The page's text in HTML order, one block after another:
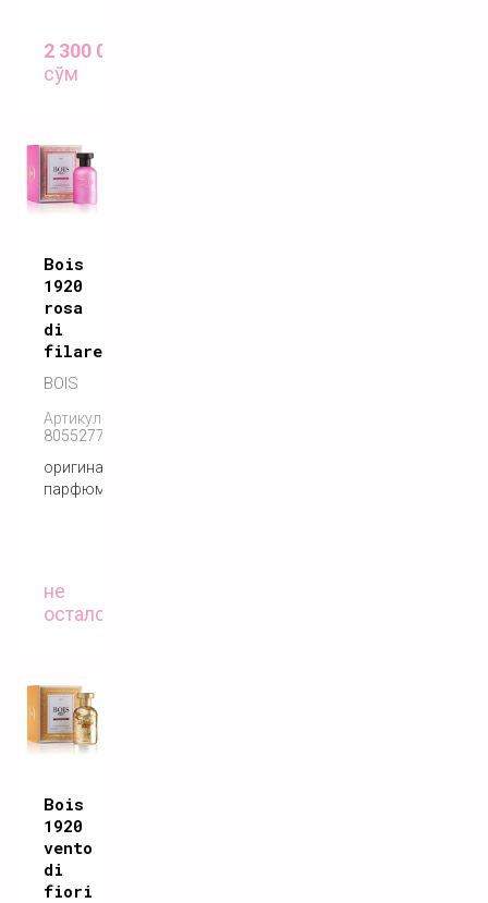
2 300 000
сўм
Bois
1920
rosa
di
filare
BOIS
Артикул:
8055277280350
оригинальный
парфюм
не
осталось
Bois
1920
vento
di
fiori